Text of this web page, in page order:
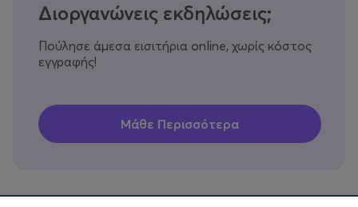
Διοργανώνεις εκδηλώσεις;
Πούλησε άμεσα εισιτήρια online, χωρίς κόστος
εγγραφής!